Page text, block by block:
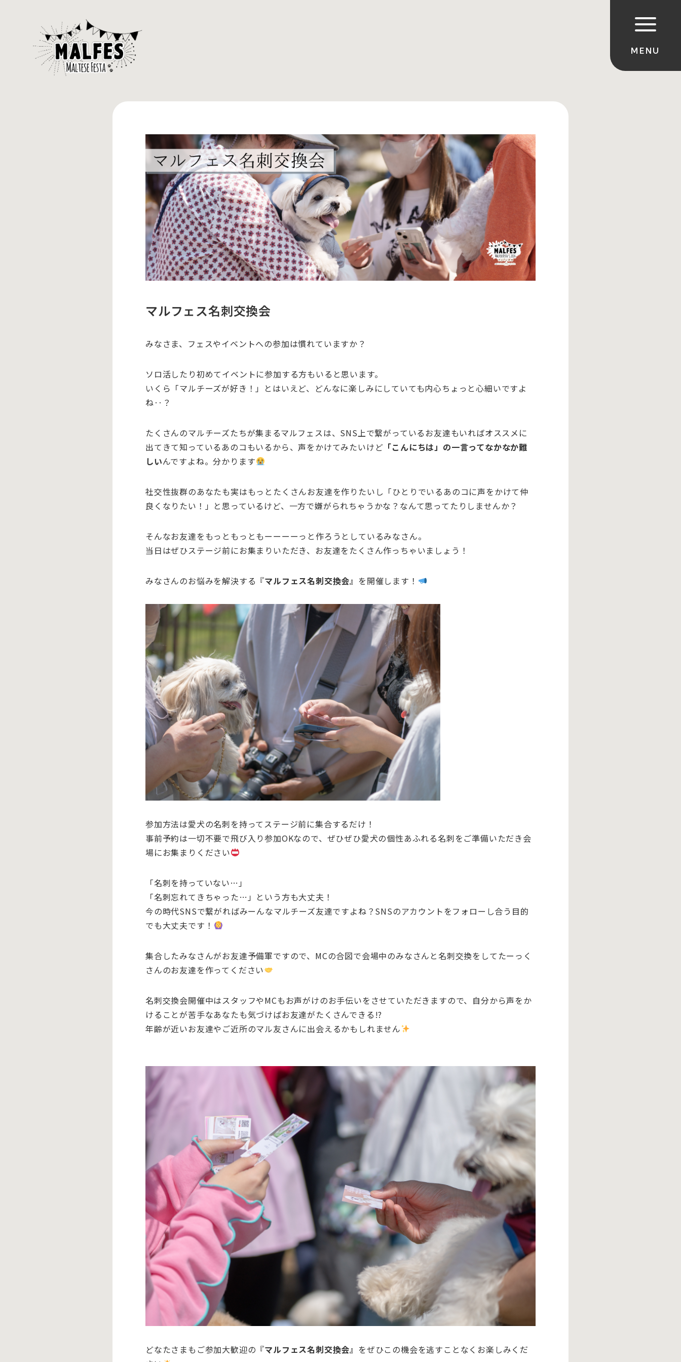
マルフェス名刺交換会
みなさま、フェスやイベントへの参加は慣れていますか？
ソロ活したり初めてイベントに参加する方もいると思います。
いくら「マルチーズが好き！」とはいえど、どんなに楽しみにしていても内心ちょっと心細いですよ
ね‥？
たくさんのマルチーズたちが集まるマルフェスは、SNS上で繋がっているお友達もいればオススメに
出てきて知っているあのコもいるから、声をかけてみたいけど 「こんにちは」の一言ってなかなか難
しいんですよね。分かります
社交性抜群のあなたも実はもっとたくさんお友達を作りたいし「ひとりでいるあのコに声をかけて仲
良くなりたい！」と思っているけど、一方で嫌がられちゃうかな？なんて思ってたりしませんか？
そんなお友達をもっともっともーーーーっと作ろうとしているみなさん。
当日はぜひステージ前にお集まりいただき、お友達をたくさん作っちゃいましょう！
みなさんのお悩みを解決する『マルフェス名刺交換会』 を開催します！
参加方法は愛犬の名刺を持ってステージ前に集合するだけ！
事前予約は一切不要で飛び入り参加OKなので、ぜひぜひ愛犬の個性あふれる名刺をご準備いただき会
場にお集まりください
「名刺を持っていない…」
「名刺忘れてきちゃった…」という方も大丈夫！
今の時代SNSで繋がればみーんなマルチーズ友達ですよね？SNSのアカウントをフォローし合う目的
でも大丈夫です！
集合したみなさんがお友達予備軍ですので、MCの合図で会場中のみなさんと名刺交換をしてたーっく
さんのお友達を作ってください
名刺交換会開催中はスタッフやMCもお声がけのお手伝いをさせていただきますので、自分から声をか
けることが苦手なあなたも気づけばお友達がたくさんできる!?
年齢が近いお友達やご近所のマル友さんに出会えるかもしれません
どなたさまもご参加大歓迎の『マルフェス名刺交換会』 をぜひこの機会を逃すことなくお楽しみくだ